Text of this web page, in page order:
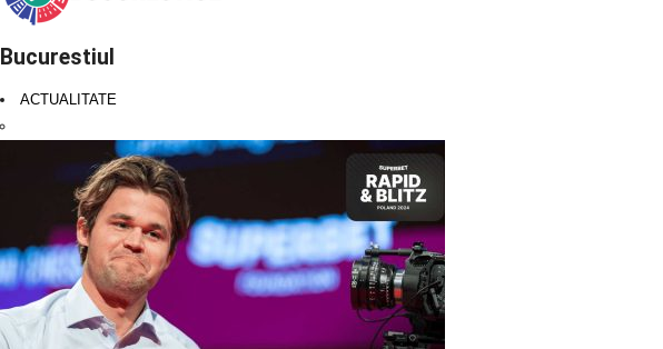
Bucurestiul
ACTUALITATE